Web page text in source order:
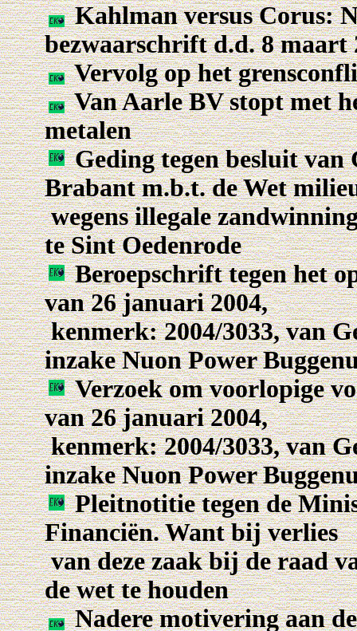
Kahlman versus Corus:
bezwaarschrift d.d. 8 maart
Vervolg op het
Van Aarle BV stopt met
metalen
Geding tegen besluit van
Brabant m.b.t. de Wet
wegens illegale
te Sint Oedenrode
Beroepschrift tegen het
van 26 januari 2004,
kenmerk: 2004/3033, van
inzake Nuon Power
Verzoek om voorlopige
van 26 januari 2004,
kenmerk: 2004/3033, van
inzake Nuon Power
Pleitnotitie tegen de
Financiën. Want bij verlies
van deze zaak bij de raad
de wet te houden
Nadere motivering aan